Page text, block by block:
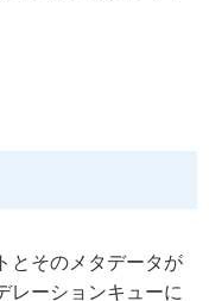
とそのメタデータが
レーションキューに